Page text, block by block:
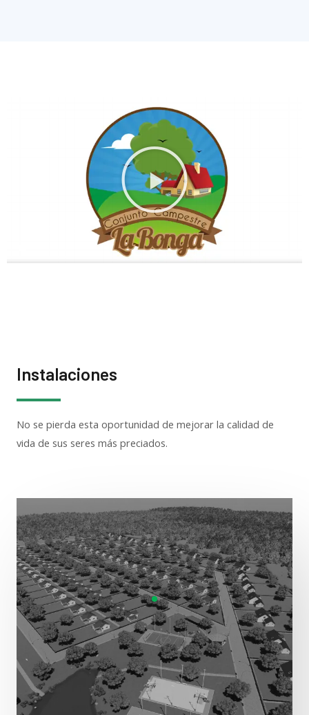
R
e
p
r
o
d
Instalaciones
No se pierda esta oportunidad de mejorar la calidad de
vida de sus seres más preciados.